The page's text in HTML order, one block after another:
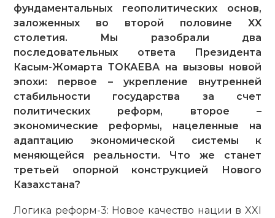
фундаментальных геополитических основ,
заложенных во второй половине XX
столетия. Мы разобрали два
последовательных ответа Президента
Касым-Жомарта ТОКАЕВА на вызовы новой
эпохи: первое – укрепление внутренней
стабильности государства за счет
политических реформ, второе –
экономические реформы, нацеленные на
адаптацию экономической системы к
меняющейся реальности. Что же станет
третьей опорной конструкцией Нового
Казахстана?
Логика реформ-3: Новое качество нации в XXI